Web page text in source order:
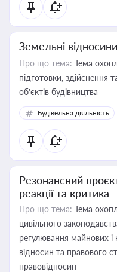
Земельні
Про що тема: Тема
підготовки, здійснення
об’єктів будівництва
Будівельна діяльність
Резонансний
реакції та критика
Про що тема: Тема
цивільного
регулювання майнових
відносин та правового
правовідносин